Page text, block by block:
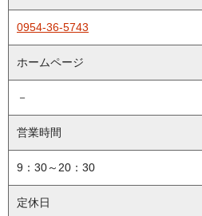
0954-36-5743
ホームページ
－
営業時間
9：30～20：30
定休日